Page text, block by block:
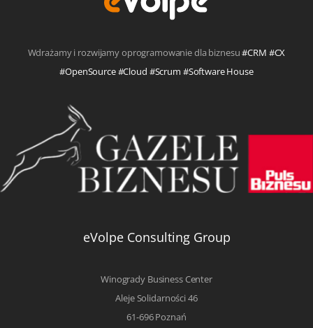
Wdrażamy i rozwijamy oprogramowanie dla biznesu#CRM #CX
#OpenSource #Cloud #Scrum #Software House
eVolpe Consulting Group
Winogrady Business Center
Aleje Solidarności 46
61-696 Poznań